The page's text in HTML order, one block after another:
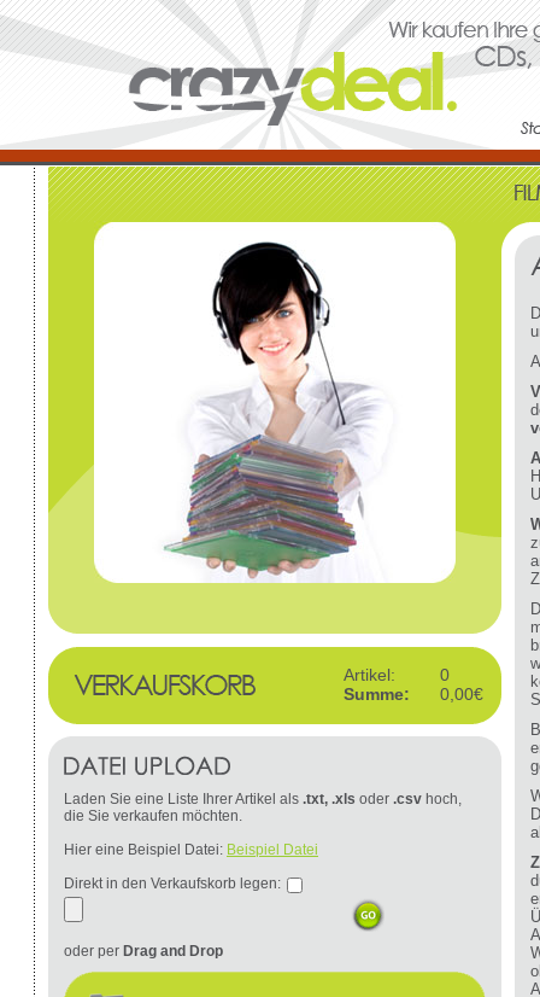
Artikel:
0
Summe:
0,00€
Laden Sie eine Liste Ihrer Artikel als .txt, .xls oder .csv hoch,
die Sie verkaufen möchten.
Hier eine Beispiel Datei: Beispiel Datei
Direkt in den Verkaufskorb legen:
oder per Drag and Drop